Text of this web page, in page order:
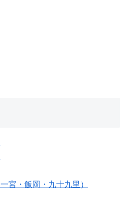
宮・飯岡・九十九里）